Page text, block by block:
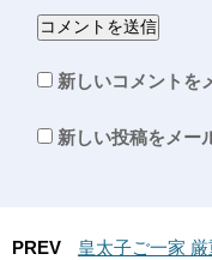
新しいコメントを
新しい投稿をメー
PREV
皇太子ご一家